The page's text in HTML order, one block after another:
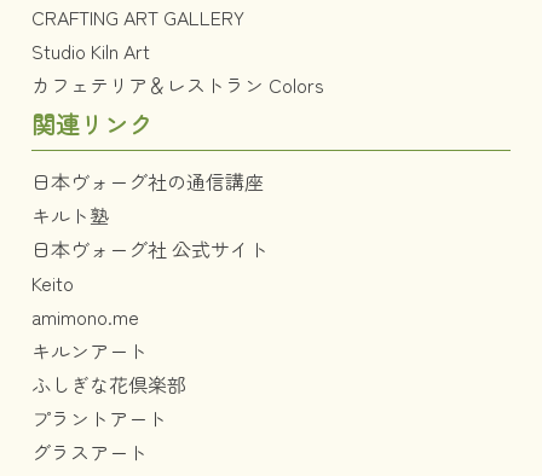
CRAFTING ART GALLERY
Studio Kiln Art
カフェテリア＆レストラン Colors
関連リンク
日本ヴォーグ社の通信講座
キルト塾
日本ヴォーグ社 公式サイト
Keito
amimono.me
キルンアート
ふしぎな花倶楽部
プラントアート
グラスアート